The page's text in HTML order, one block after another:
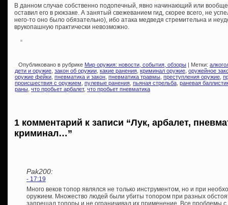
В данном случае собственно подопечный, явно начинающий или
оставил его в рюкзаке. А занятый свежеванием гид, скорее всего, не
него-то оно было обязательно), ибо атака медведя стремительна и
врукопашную практически невозможно.
Опубликовано в рубрике Мир оружия: новости, события, обзоры | Метки:
дети и оружие, закон об оружии, какие ранения, криминал оружие, оружейное
оружие фейки, пневматика и закон, пневматика травмы, преступления оружие,
происшествия с оружием, пулевые ранения, пьяная стрельба, раневая
раны, что пробьет арбалет, что пробьет пневматика
1 комментарий к записи “Лук, арбалет,
криминал…”
Pak200:
- 17:19
Много веков топор являлся не только инструментом, но и при
оружием. Множество людей были убиты топором при разных